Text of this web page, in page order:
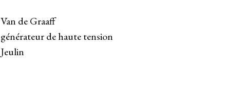
Van de Graaff
générateur de haute tension
Jeulin